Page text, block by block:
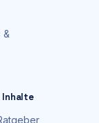
&
Inhalte